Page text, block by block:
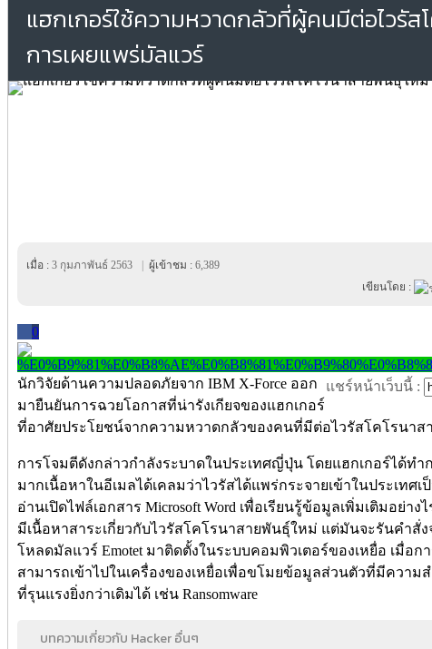
แฮกเกอร์ใช้ความหวาดกลัวที่ผู้คนมีต่อไวรัส
การเผยแพร่มัลแวร์
เมื่อ : 3 กุมภาพันธ์ 2563 ผู้เข้าชม : 6,389
เขียนโดย :
0
แชร์หน้าเว็บนี้ :
นักวิจัยด้านความปลอดภัยจาก IBM X-Force ออก
มายืนยันการฉวยโอกาสที่น่ารังเกียจของแฮกเกอร์
ที่อาศัยประโยชน์จากความหวาดกลัวของคนที่มีต่อไวรัสโคโรนาส
การโจมตีดังกล่าวกำลังระบาดในประเทศญี่ปุ่น โดยแฮกเกอร์ได้ท
มากเนื้อหาในอีเมลได้เคลมว่าไวรัสได้แพร่กระจายเข้าในประเทศ
อ่านเปิดไฟล์เอกสาร Microsoft Word เพื่อเรียนรู้ข้อมูลเพิ่มเติมอย่า
มีเนื้อหาสาระเกี่ยวกับไวรัสโคโรนาสายพันธุ์ใหม่ แต่มันจะรันคำสั่
โหลดมัลแวร์ Emotet มาติดตั้งในระบบคอมพิวเตอร์ของเหยื่อ เมื่อก
สามารถเข้าไปในเครื่องของเหยื่อเพื่อขโมยข้อมูลส่วนตัวที่มีความส
ที่รุนแรงยิ่งกว่าเดิมได้ เช่น Ransomware
บทความเกี่ยวกับ Hacker อื่นๆ